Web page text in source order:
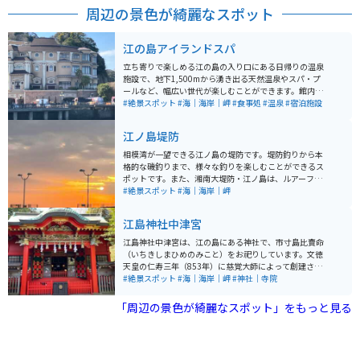
周辺の景色が綺麗なスポット
江の島アイランドスパ
立ち寄りで楽しめる江の島の入り口にある日帰りの温泉
施設で、地下1,500mから湧き出る天然温泉やスパ・プ
ールなど、幅広い世代が楽しむことができます。館内か
らは江の島の美しい風景だけではなく、雄大な富士山も
す。
#絶景スポット #海｜海岸｜岬#食事処 #温泉#宿泊施設
江ノ島堤防
相模湾が一望できる江ノ島の堤防です。堤防釣りから本
格的な磯釣りまで、様々な釣りを楽しむことができるス
ポットです。また、湘南大堤防・江ノ島は、ルアーフィ
ッシング（エギング、アジング、メバリング、ショアジ
滞です。朝は釣り人がいる程度で空いています。駐車場
とトイレもあります。海を見られるだけなので、飲食店
はありません。
#絶景スポット #海｜海岸｜岬
江島神社中津宮
江島神社中津宮は、江の島にある神社で、市寸島比賣命
（いちきしまひめのみこと）をお祀りしています。文徳
天皇の仁寿三年（853年）に慈覚大師によって創建さ
れ、江島神社の三宮の一つとして重要な役割を担ってい
参拝者が訪れる名所です。中津宮は、もともと上之宮と
呼ばれ、海の安全や航海の神様として信仰されていま
#絶景スポット #海｜海岸｜岬#神社｜寺院
「周辺の景色が綺麗なスポット」をもっと見る